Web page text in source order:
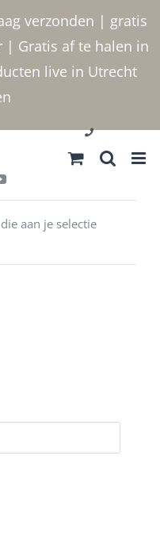
verzonden | gratis
| Gratis af te halen in
live in Utrecht
030 2400000
aan je selectie